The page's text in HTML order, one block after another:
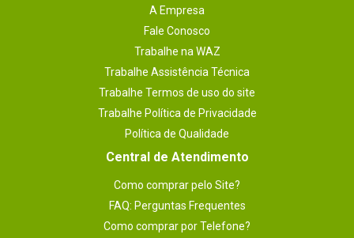
A Empresa
Fale Conosco
Trabalhe na WAZ
Trabalhe Assistência Técnica
Trabalhe Termos de uso do site
Trabalhe Política de Privacidade
Política de Qualidade
Central de Atendimento
Como comprar pelo Site?
FAQ: Perguntas Frequentes
Como comprar por Telefone?